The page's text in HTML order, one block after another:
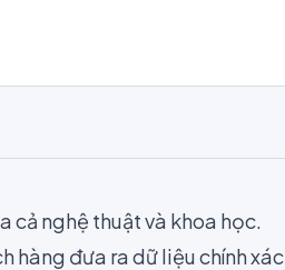
cả nghệ thuật và khoa học.
hàng đưa ra dữ liệu chính xác